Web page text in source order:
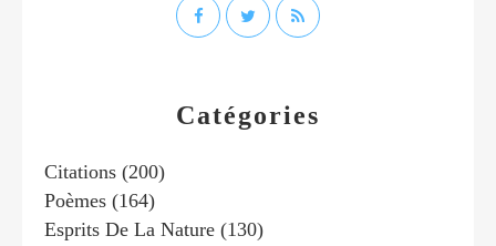
Catégories
Citations (200)
Poèmes (164)
Esprits De La Nature (130)